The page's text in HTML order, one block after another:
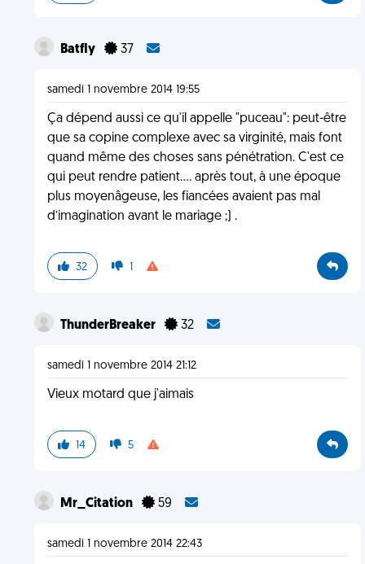
BatfIy 37
samedi 1 novembre 2014 19:55
Ça dépend aussi ce qu'il appelle "puceau": peut-être
que sa copine complexe avec sa virginité, mais font
quand même des choses sans pénétration. C'est ce
qui peut rendre patient.... après tout, à une époque
plus moyenâgeuse, les fiancées avaient pas mal
d’imagination avant le mariage ;) .
32 1
ThunderBreaker 32
samedi 1 novembre 2014 21:12
Vieux motard que j'aimais
14 5
Mr_Citation 59
samedi 1 novembre 2014 22:43